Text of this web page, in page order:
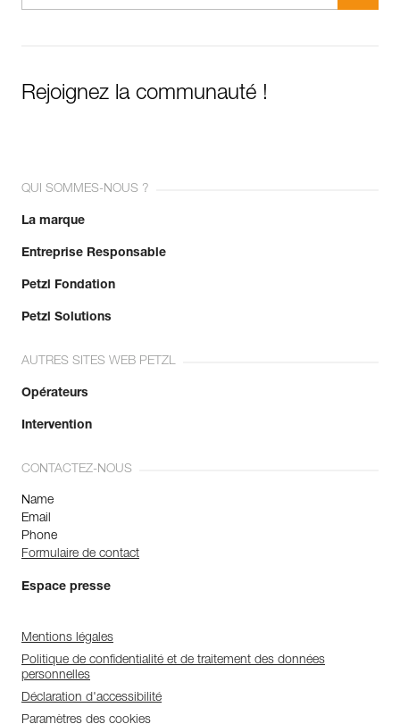
Rejoignez la communauté !
QUI SOMMES-NOUS ?
La marque
Entreprise Responsable
Petzl Fondation
Petzl Solutions
AUTRES SITES WEB PETZL
Opérateurs
Intervention
CONTACTEZ-NOUS
Name
Email
Phone
Formulaire de contact
Espace presse
Mentions légales
Politique de confidentialité et de traitement des données
personnelles
Déclaration d'accessibilité
Paramètres des cookies